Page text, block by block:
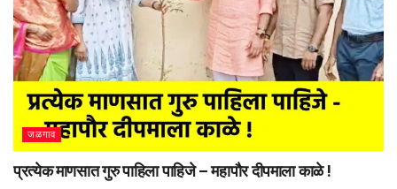
जळगाव
प्रत्येक माणसात गुरु पाहिला पाहिजे – महापौर दीपमाला काळे !